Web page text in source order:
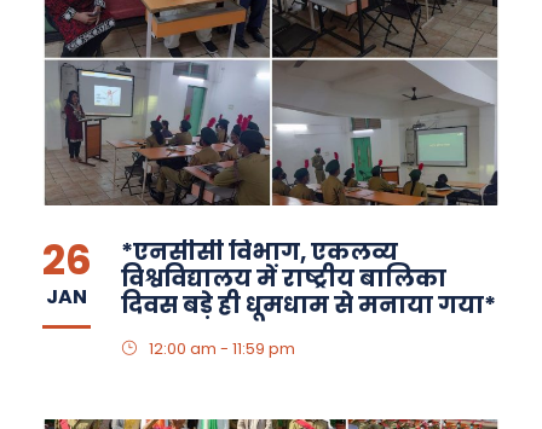
26
JAN
*एनसीसी विभाग, एकलव्य
विश्वविद्यालय में राष्ट्रीय बालिका
दिवस बड़े ही धूमधाम से मनाया गया*
12:00 am - 11:59 pm